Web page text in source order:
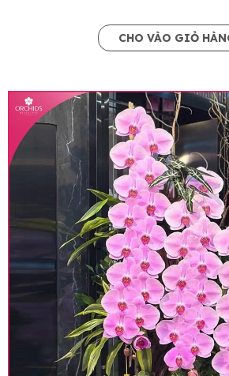
CHO VÀO GIỎ